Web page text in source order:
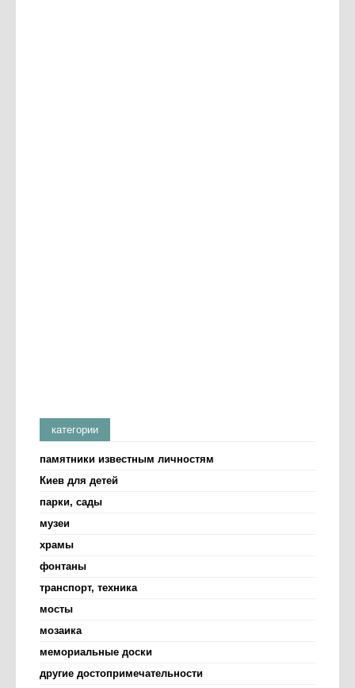
категории
памятники известным личностям
Киев для детей
парки, сады
музеи
храмы
фонтаны
транспорт, техника
мосты
мозаика
мемориальные доски
другие достопримечательности